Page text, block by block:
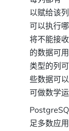
以赋给该
可以执行
将不能接
的数据可
类型的列
些数据可
可做数学运
足多数应